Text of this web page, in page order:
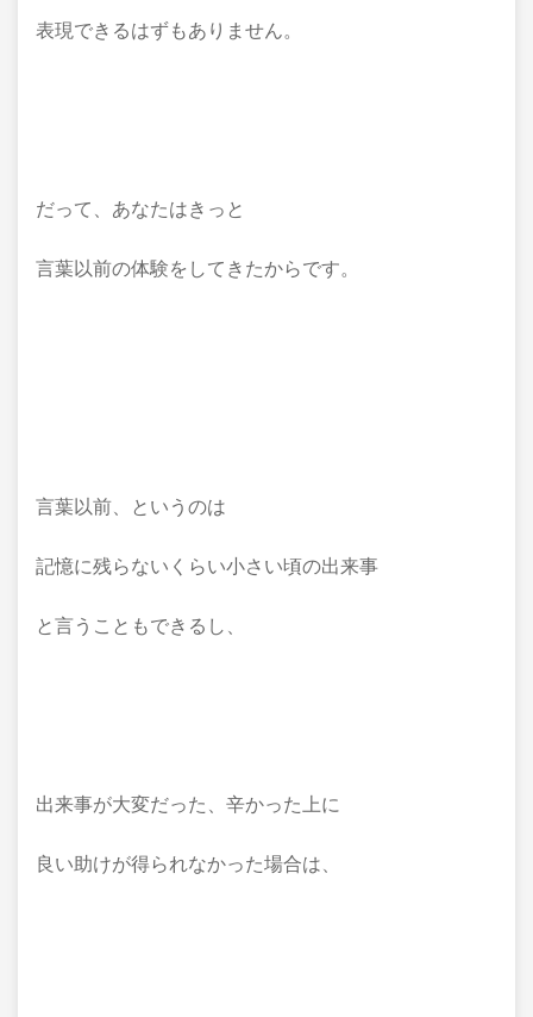
表現できるはずもありません。
だって、あなたはきっと
言葉以前の体験をしてきたからです。
言葉以前、というのは
記憶に残らないくらい小さい頃の出来事
と言うこともできるし、
出来事が大変だった、辛かった上に
良い助けが得られなかった場合は、